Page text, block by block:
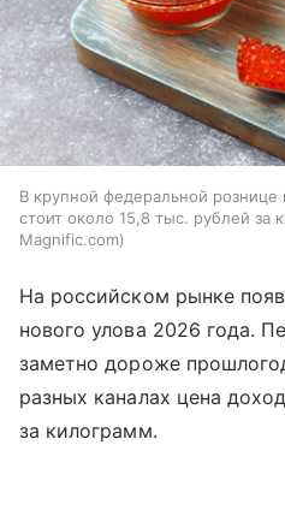
В крупной федеральной
стоит около 15,8 тыс. рублей за
Magnific.com
На российском рынке
нового улова 2026 года.
заметно дороже
разных каналах цена
за килограмм.